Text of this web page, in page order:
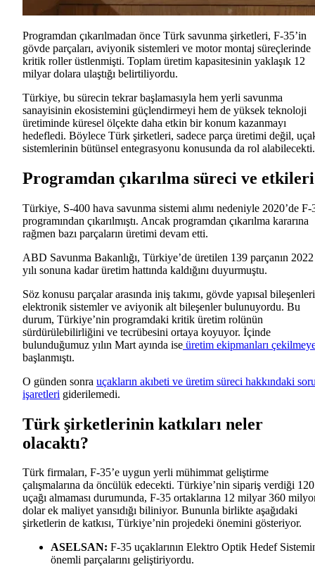
Programdan çıkarılmadan önce Türk savunma şirketleri, F-35’in
gövde parçaları, aviyonik sistemleri ve motor montaj süreçlerinde
kritik roller üstlenmişti. Toplam üretim kapasitesinin yaklaşık 12
milyar dolara ulaştığı belirtiliyordu.
Türkiye, bu sürecin tekrar başlamasıyla hem yerli savunma
sanayisinin ekosistemini güçlendirmeyi hem de yüksek teknoloji
üretiminde küresel ölçekte daha etkin bir konum kazanmayı
hedefledi. Böylece Türk şirketleri, sadece parça üretimi değil,
sistemlerinin bütünsel entegrasyonu konusunda da rol alabilecekti.
Programdan çıkarılma süreci ve etkileri
Türkiye, S-400 hava savunma sistemi alımı nedeniyle 2020’de F-
programından çıkarılmıştı. Ancak programdan çıkarılma kararına
rağmen bazı parçaların üretimi devam etti.
ABD Savunma Bakanlığı, Türkiye’de üretilen 139 parçanın 2022
yılı sonuna kadar üretim hattında kaldığını duyurmuştu.
Söz konusu parçalar arasında iniş takımı, gövde yapısal
elektronik sistemler ve aviyonik alt bileşenler bulunuyordu. Bu
durum, Türkiye’nin programdaki kritik üretim rolünün
sürdürülebilirliğini ve tecrübesini ortaya koyuyor. İçinde
bulunduğumuz yılın Mart ayında ise üretim ekipmanları
başlanmıştı.
O günden sonra uçakların akıbeti ve üretim süreci hakkındaki
işaretleri giderilemedi.
Türk şirketlerinin katkıları neler
olacaktı?
Türk firmaları, F-35’e uygun yerli mühimmat geliştirme
çalışmalarına da öncülük edecekti. Türkiye’nin sipariş verdiği 120
uçağı almaması durumunda, F-35 ortaklarına 12 milyar 360
dolar ek maliyet yansıdığı biliniyor. Bununla birlikte aşağıdaki
şirketlerin de katkısı, Türkiye’nin projedeki önemini gösteriyor.
ASELSAN: F-35 uçaklarının Elektro Optik Hedef
önemli parçalarını geliştiriyordu.